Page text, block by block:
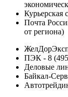
Курьерская
Почта
от региона)
ПЭК - 8
Деловые
Байкал-